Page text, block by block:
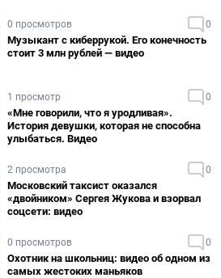
0 просмотров 0
Музыкант с киберрукой. Его конечность
стоит 3 млн рублей — видео
1 просмотр 0
«Мне говорили, что я уродливая».
История девушки, которая не способна
улыбаться. Видео
2 просмотра 0
Московский таксист оказался
«двойником» Сергея Жукова и взорвал
соцсети: видео
0 просмотров 0
Охотник на школьниц: видео об одном из
самых жестоких маньяков